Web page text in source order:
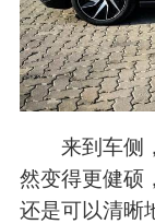
来到车侧
然变得更健硕
还是可以清晰